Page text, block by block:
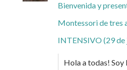
Bienvenida y
Montessori de tres
INTENSIVO (29 de
Hola a todas! Soy